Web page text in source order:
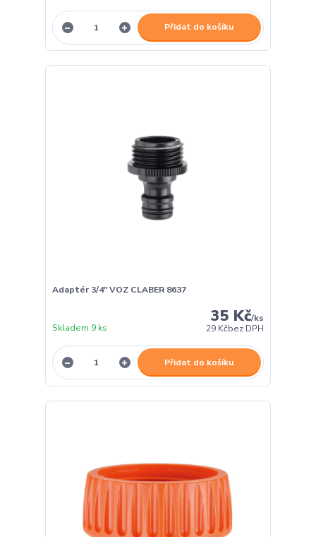
Přidat do košíku
Adaptér 3/4" VOZ CLABER 8637
35 Kč/ks
29 Kčbez DPH
Skladem 9 ks
Přidat do košíku